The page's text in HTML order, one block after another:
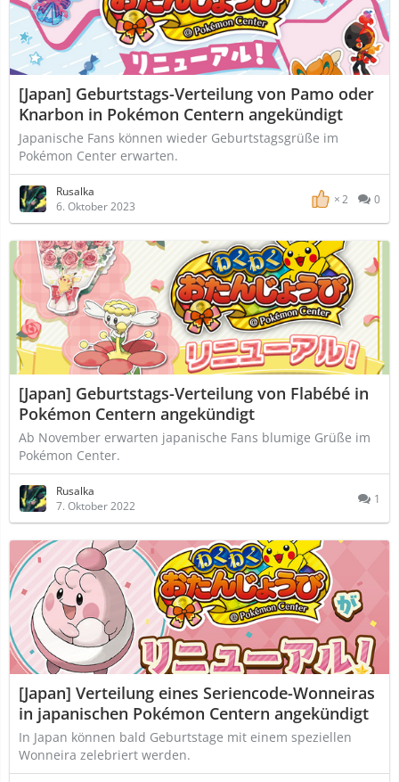
[Japan] Geburtstags-Verteilung von Pamo oder
Knarbon in Pokémon Centern angekündigt
Japanische Fans können wieder Geburtstagsgrüße im
Pokémon Center erwarten.
Rusalka
6. Oktober 2023
2 0
[Japan] Geburtstags-Verteilung von Flabébé in
Pokémon Centern angekündigt
Ab November erwarten japanische Fans blumige Grüße im
Pokémon Center.
Rusalka
7. Oktober 2022
1
[Japan] Verteilung eines Seriencode-Wonneiras
in japanischen Pokémon Centern angekündigt
In Japan können bald Geburtstage mit einem speziellen
Wonneira zelebriert werden.